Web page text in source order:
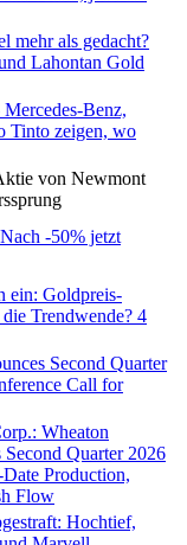
mehr als gedacht?
Lahontan Gold
Mercedes-Benz,
Tinto zeigen, wo
von Newmont
-50% jetzt
ein: Goldpreis-
Trendwende? 4
Second Quarter
Call for
Wheaton
Quarter 2026
Production,
Flow
Hochtief,